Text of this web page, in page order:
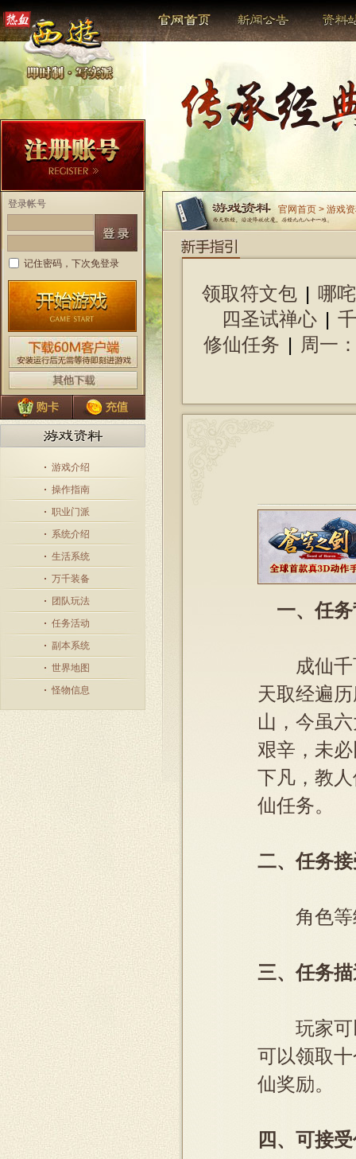
登录帐号
记住密码，下次免登录
游戏介绍
操作指南
职业门派
系统介绍
生活系统
万千装备
团队玩法
任务活动
副本系统
世界地图
怪物信息
官网首页 > 游戏
领取符文包 | 哪
四圣试禅心 |
修仙任务 | 周一
一、任
成仙千百
天取经遍
山，今虽
艰辛，未
下凡，教
仙任务。
二、任务
角色等
三、任务
玩家可以
可以领取
仙奖励。
四、可接